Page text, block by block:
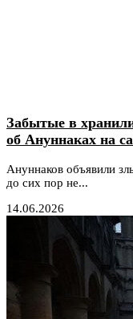
Забытые в
об Ануннаках на
Ануннаков объявили
до сих пор не...
14.06.2026